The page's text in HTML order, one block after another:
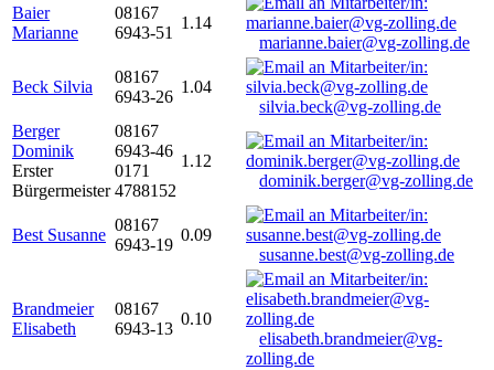
Baier
Marianne
08167
6943-51
1.14
marianne.baier@vg-zolling.de
Beck Silvia
08167
6943-26
1.04
silvia.beck@vg-zolling.de
Berger
Dominik
Erster
Bürgermeister
08167
6943-46
0171
4788152
1.12
dominik.berger@vg-zolling.de
Best Susanne
08167
6943-19
0.09
susanne.best@vg-zolling.de
Brandmeier
Elisabeth
08167
6943-13
0.10
elisabeth.brandmeier@vg-
zolling.de